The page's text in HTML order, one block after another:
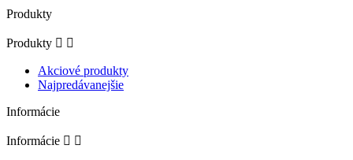
Produkty
Produkty  
Akciové produkty
Najpredávanejšie
Informácie
Informácie  